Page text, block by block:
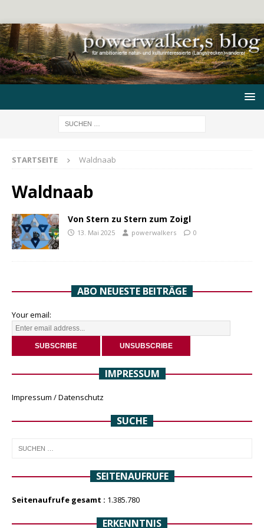
STARTSEITE Waldnaab
Waldnaab
Von Stern zu Stern zum Zoigl
13. Mai 2025 powerwalkers 0
ABO NEUESTE BEITRÄGE
Your email:
IMPRESSUM
Impressum / Datenschutz
SUCHE
SEITENAUFRUFE
Seitenaufrufe gesamt : 1.385.780
ERKENNTNIS